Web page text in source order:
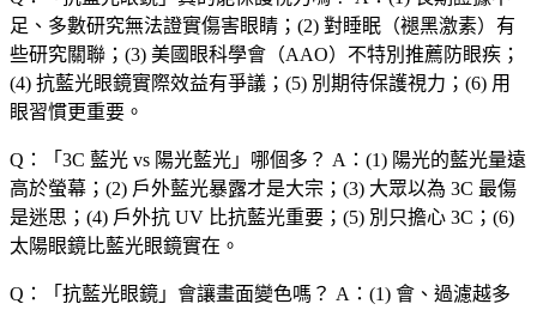
足、多數研究無法證實傷害眼睛；(2) 對睡眠（褪黑激素）有
些研究關聯；(3) 美國眼科學會（AAO）不特別推薦防眼疾；
(4) 抗藍光眼鏡實際效益有爭議；(5) 別期待保護視力；(6) 用
眼習慣更重要。
Q：「 3C 藍光 vs 陽光藍光 」哪個多？ A：(1) 陽光的藍光量遠
高於螢幕；(2) 戶外藍光暴露才是大宗；(3) 大眾以為 3C 最傷
是迷思；(4) 戶外抗 UV 比抗藍光重要；(5) 別只擔心 3C；(6)
太陽眼鏡比藍光眼鏡實在。
Q：「 抗藍光眼鏡 」會讓畫面變色嗎？ A：(1) 會、過濾越多